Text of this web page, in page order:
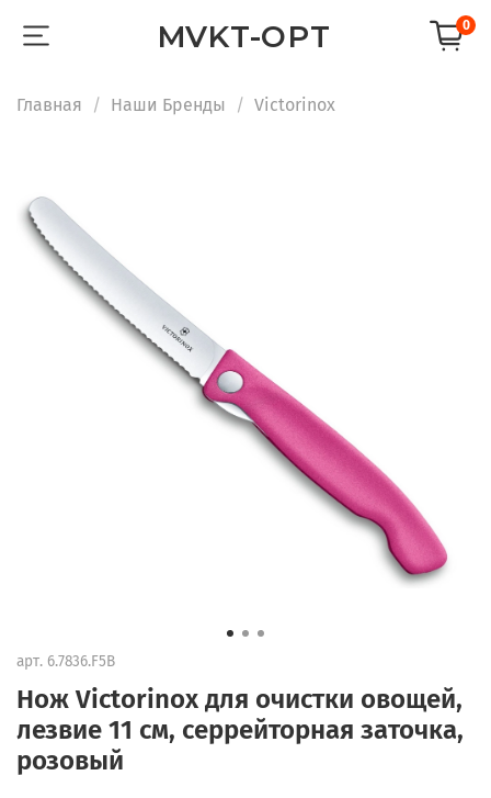
MVKT-OPT 0
Главная Наши Бренды Victorinox
арт. 6.7836.F5B
Нож Victorinox для очистки овощей,
лезвие 11 см, серрейторная заточка,
розовый